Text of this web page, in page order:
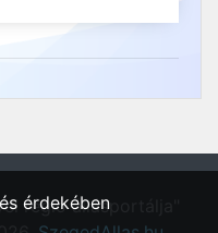
régió állásportálja"
érdekében